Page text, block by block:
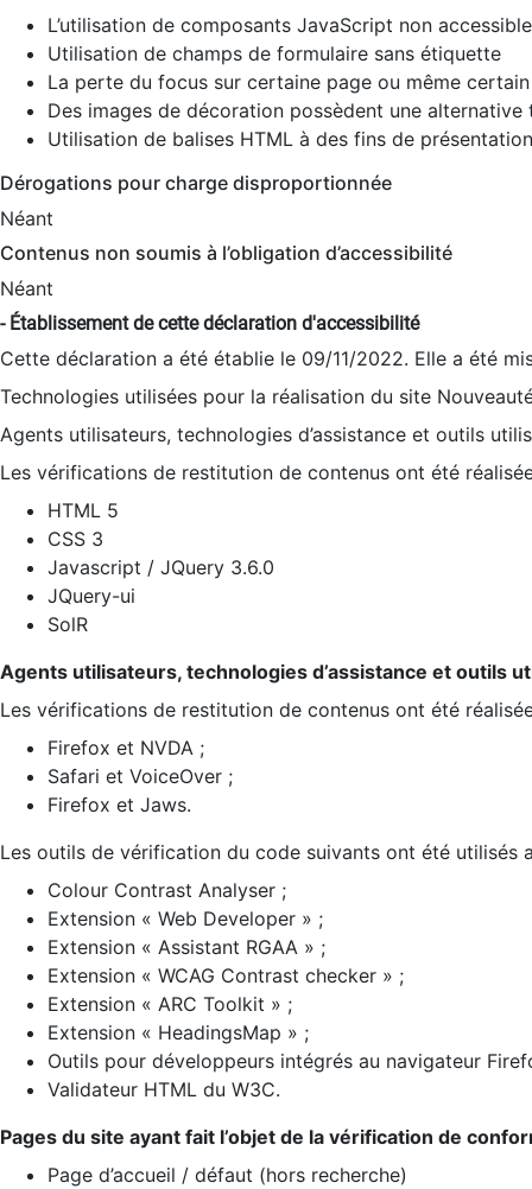
L’utilisation de composants JavaScript non
Utilisation de champs de formulaire sans étiquette
La perte du focus sur certaine page ou même
Des images de décoration possèdent une alternative
Utilisation de balises HTML à des fins de
Dérogations pour charge disproportionnée
Néant
Contenus non soumis à l’obligation d’accessibilité
Néant
- Établissement de cette déclaration d'accessibilité
Cette déclaration a été établie le 09/11/2022. Elle a été
Technologies utilisées pour la réalisation du site
Agents utilisateurs, technologies d’assistance et outils
Les vérifications de restitution de contenus ont été
HTML 5
CSS 3
Javascript / JQuery 3.6.0
JQuery-ui
SolR
Agents utilisateurs, technologies d’assistance et outils
Les vérifications de restitution de contenus ont été
Firefox et NVDA ;
Safari et VoiceOver ;
Firefox et Jaws.
Les outils de vérification du code suivants ont été utilisés
Colour Contrast Analyser ;
Extension « Web Developer » ;
Extension « Assistant RGAA » ;
Extension « WCAG Contrast checker » ;
Extension « ARC Toolkit » ;
Extension « HeadingsMap » ;
Outils pour développeurs intégrés au navigateur
Validateur HTML du W3C.
Pages du site ayant fait l’objet de la vérification de
Page d’accueil / défaut (hors recherche)